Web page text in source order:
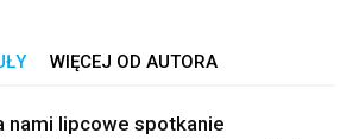
WIĘCEJ OD AUTORA
nami lipcowe spotkanie